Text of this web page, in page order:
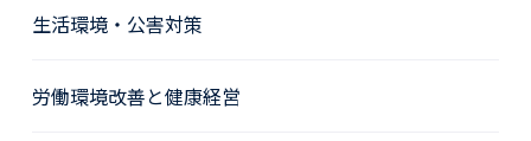
生活環境・公害対策
労働環境改善と健康経営